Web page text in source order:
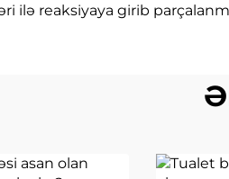
ilə reaksiyaya girib